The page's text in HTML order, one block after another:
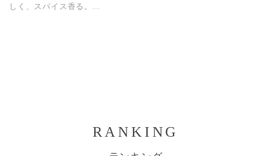
しく、スパイス香る。...
RANKING